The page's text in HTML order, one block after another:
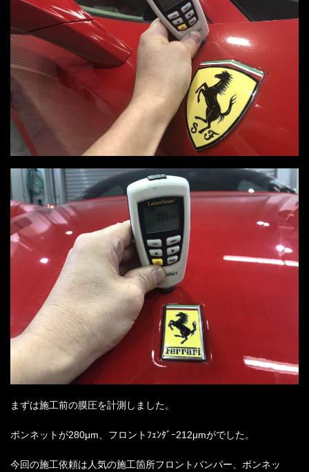
まずは施工前の膜圧を計測しました。
ボンネットが280μm、フロントﾌｪﾝﾀﾞｰ212μmがでした。
今回の施工依頼は人気の施工箇所フロントバンパー、ボンネッ